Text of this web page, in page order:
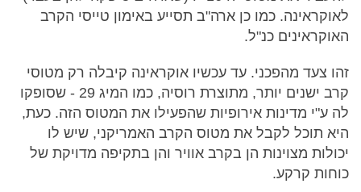
לאוקראינה. כמו כן ארה"ב תסייע באימון טייסי הקרב
האוקראינים כנ"ל.
זהו צעד מהפכני. עד עכשיו אוקראינה קיבלה רק מטוסי
קרב ישנים יותר, מתוצרת רוסיה, כמו המיג 29 - שסופקו
לה ע"י מדינות אירופיות שהפעילו את המטוס הזה. כעת,
היא תוכל לקבל את מטוס הקרב האמריקני, שיש לו
יכולות מצוינות הן בקרב אוויר והן בתקיפה מדויקת של
כוחות קרקע.